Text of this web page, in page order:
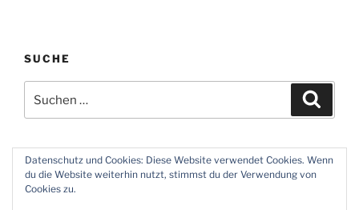
SUCHE
nach:
Twitter
Datenschutz und Cookies: Diese Website verwendet Cookies. Wenn
du die Website weiterhin nutzt, stimmst du der Verwendung von
Cookies zu.